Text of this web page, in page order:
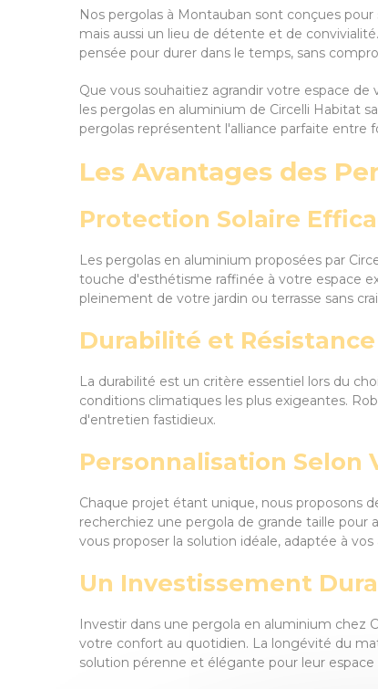
Nos pergolas à Montauban sont conçues
mais aussi un lieu de détente et de
pensée pour durer dans le temps, sans
Que vous souhaitiez agrandir votre espace
les pergolas en aluminium de Circelli Habitat
pergolas représentent l'alliance parfaite entre
Les Avantages des
Protection Solaire
Les pergolas en aluminium proposées par
touche d'esthétisme raffinée à votre espace
pleinement de votre jardin ou terrasse sans
Durabilité et
La durabilité est un critère essentiel lors du
conditions climatiques les plus exigeantes.
d'entretien fastidieux.
Personnalisation Selon
Chaque projet étant unique, nous proposons
recherchiez une pergola de grande taille pour
vous proposer la solution idéale, adaptée à
Un Investissement
Investir dans une pergola en aluminium chez
votre confort au quotidien. La longévité du
solution pérenne et élégante pour leur espace